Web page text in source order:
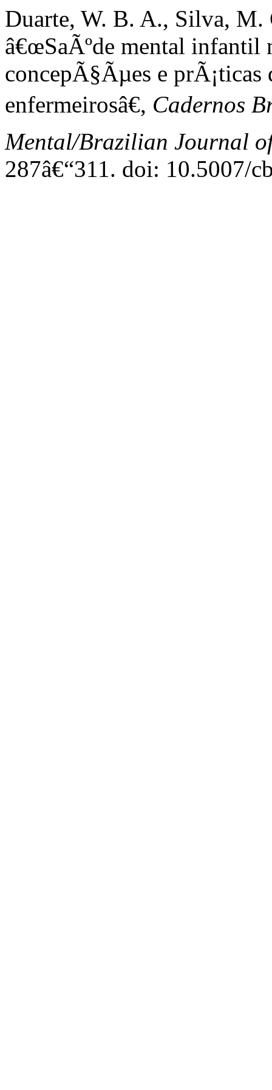
Duarte, W. B. A., Silva,
â€œSaÃºde mental infantil
concepÃ§Ãµes e
enfermeirosâ€, Cadernos
Mental/Brazilian Journal
287â€“311. doi: 10.5007/